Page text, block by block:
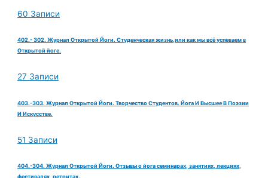
60 Записи
402.- 302. Журнал Открытой Йоги. Студенческая жизнь,или как мы всё успеваем в
Открытой йоге.
27 Записи
403.-303. Журнал Открытой Йоги. Творчество Студентов. Йога И Высшее В Поэзии
И Искусстве.
51 Записи
404.-304. Журнал Открытой Йоги. Отзывы о йога семинарах, занятиях, лекциях,